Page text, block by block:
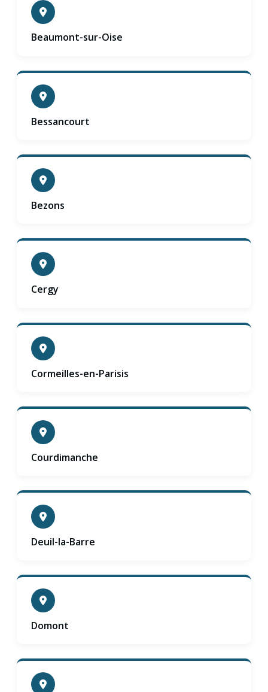
Beaumont-sur-Oise
Bessancourt
Bezons
Cergy
Cormeilles-en-Parisis
Courdimanche
Deuil-la-Barre
Domont